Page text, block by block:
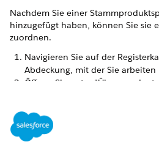
Nachdem Sie einer
hinzugefügt haben, können Sie sie
zuordnen.
Navigieren Sie auf der
Abdeckung, mit der Sie arbeiten
Öffnen Sie unter